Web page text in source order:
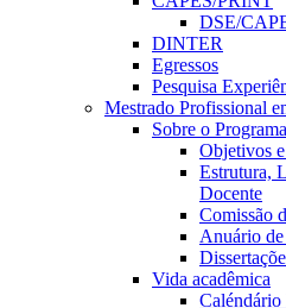
DSE/
DINTER
Egressos
Pesquisa
Mestrado Profissional
Sobre o Programa
Objetivos
Estrutura,
Docente
Comissão
Anuário de
Vida acadêmica
Caléndário